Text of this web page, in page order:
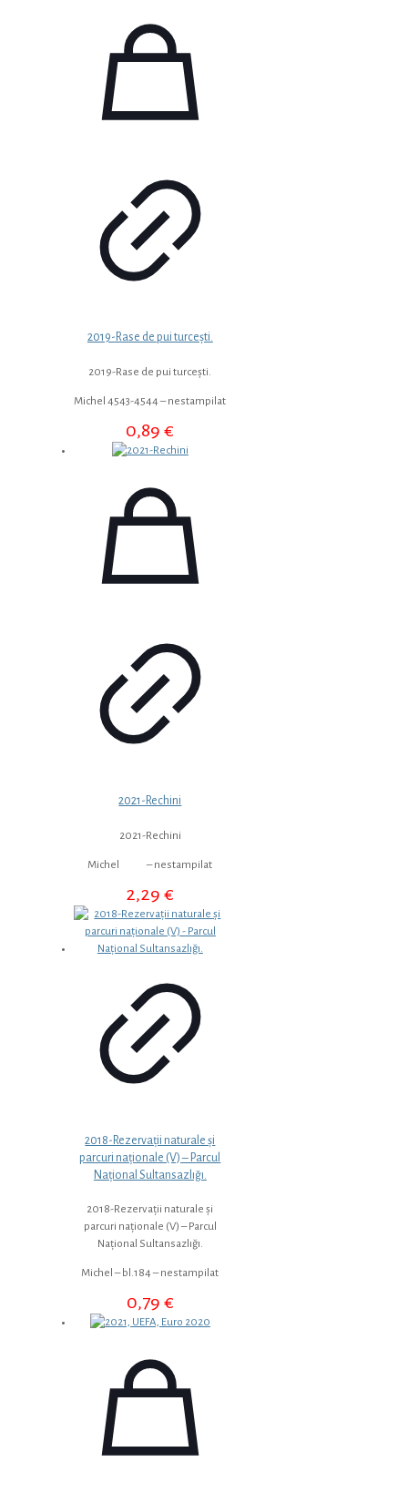
2019-Rase de pui turcești.
2019-Rase de pui turcești.
Michel 4543-4544 – nestampilat
0,89€
2021-Rechini
2021-Rechini
Michel – nestampilat
2,29€
2018-Rezervații naturale și
parcuri naționale (V) – Parcul
Național Sultansazlığı.
2018-Rezervații naturale și
parcuri naționale (V) – Parcul
Național Sultansazlığı.
Michel – bl.184 – nestampilat
0,79 €